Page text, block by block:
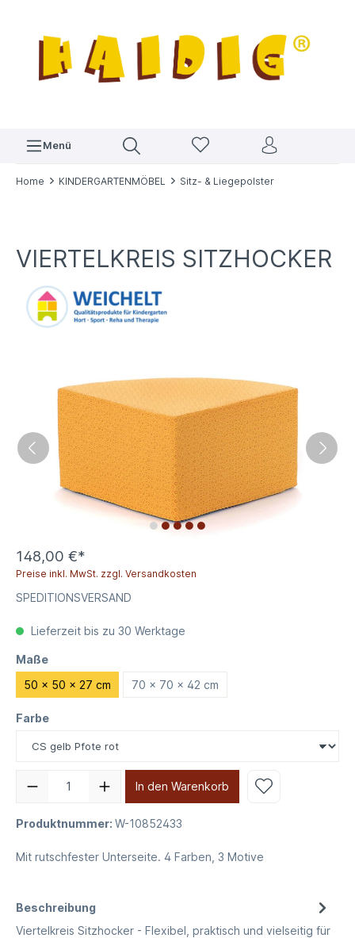
Menü
Home KINDERGARTENMÖBEL Sitz- & Liegepolster
VIERTELKREIS SITZHOCKER
148,00 €*
Preise inkl. MwSt. zzgl. Versandkosten
SPEDITIONSVERSAND
Lieferzeit bis zu 30 Werktage
Maße
50 x 50 x 27 cm
70 x 70 x 42 cm
Farbe
In den Warenkorb
Produktnummer: W-10852433
Mit rutschfester Unterseite. 4 Farben, 3 Motive
Beschreibung
Viertelkreis Sitzhocker - Flexibel, praktisch und vielseitig für